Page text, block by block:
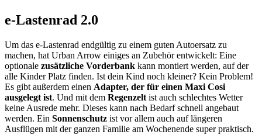
e-Lastenrad 2.0
Um das e-Lastenrad endgültig zu einem guten Autoersatz zu
machen, hat Urban Arrow einiges an Zubehör entwickelt: Eine
optionale zusätzliche Vorderbank kann montiert werden, auf der
alle Kinder Platz finden. Ist dein Kind noch kleiner? Kein Problem!
Es gibt außerdem einen Adapter, der für einen Maxi Cosi
ausgelegt ist. Und mit dem Regenzelt ist auch schlechtes Wetter
keine Ausrede mehr. Dieses kann nach Bedarf schnell angebaut
werden. Ein Sonnenschutz ist vor allem auch auf längeren
Ausflügen mit der ganzen Familie am Wochenende super praktisch.